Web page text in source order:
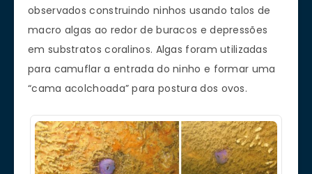
observados construindo ninhos usando talos de
macro algas ao redor de buracos e depressões
em substratos coralinos. Algas foram utilizadas
para camuflar a entrada do ninho e formar uma
“cama acolchoada” para postura dos ovos.